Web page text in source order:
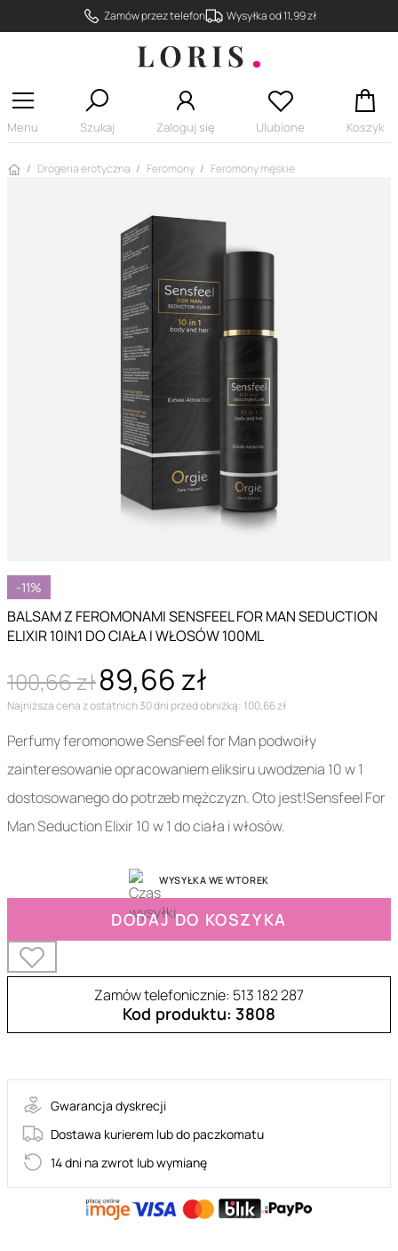
Zamów przez telefon Wysyłka od 11,99 zł
Menu Szukaj Zaloguj się Ulubione Koszyk
Strona główna
Drogeria erotyczna Feromony Feromony męskie
-11%
BALSAM Z FEROMONAMI SENSFEEL FOR MAN SEDUCTION
ELIXIR 10IN1 DO CIAŁA I WŁOSÓW 100ML
100,66 zł89,66 zł
Najniższa cena z ostatnich 30 dni przed obniżką: 100,66 zł
Perfumy feromonowe SensFeel for Man podwoiły
zainteresowanie opracowaniem eliksiru uwodzenia 10 w 1
dostosowanego do potrzeb mężczyzn. Oto jest!Sensfeel For
Man Seduction Elixir 10 w 1 do ciała i włosów.
WYSYŁKA WE WTOREK
DODAJ DO KOSZYKA
Zamów telefonicznie: 513 182 287
Kod produktu: 3808
Gwarancja dyskrecji
Dostawa kurierem lub do paczkomatu
14 dni na zwrot lub wymianę